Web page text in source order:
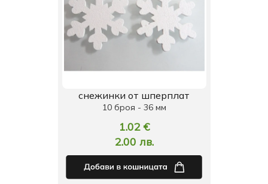
снежинки от шперплат
10 броя - 36 мм
1.02 €
2.00 лв.